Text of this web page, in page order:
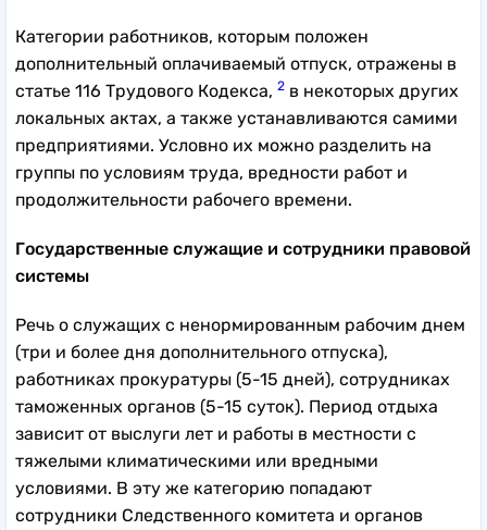
Категории работников, которым положен
дополнительный оплачиваемый отпуск, отражены в
статье 116 Трудового Кодекса, 2 в некоторых других
локальных актах, а также устанавливаются самими
предприятиями. Условно их можно разделить на
группы по условиям труда, вредности работ и
продолжительности рабочего времени.
Государственные служащие и сотрудники правовой
системы
Речь о служащих с ненормированным рабочим днем
(три и более дня дополнительного отпуска),
работниках прокуратуры (5-15 дней), сотрудниках
таможенных органов (5-15 суток). Период отдыха
зависит от выслуги лет и работы в местности с
тяжелыми климатическими или вредными
условиями. В эту же категорию попадают
сотрудники Следственного комитета и органов